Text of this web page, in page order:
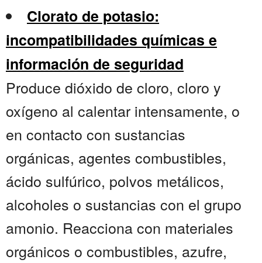
Clorato de potasio:
incompatibilidades químicas e
información de seguridad
Produce dióxido de cloro, cloro y
oxígeno al calentar intensamente, o
en contacto con sustancias
orgánicas, agentes combustibles,
ácido sulfúrico, polvos metálicos,
alcoholes o sustancias con el grupo
amonio. Reacciona con materiales
orgánicos o combustibles, azufre,